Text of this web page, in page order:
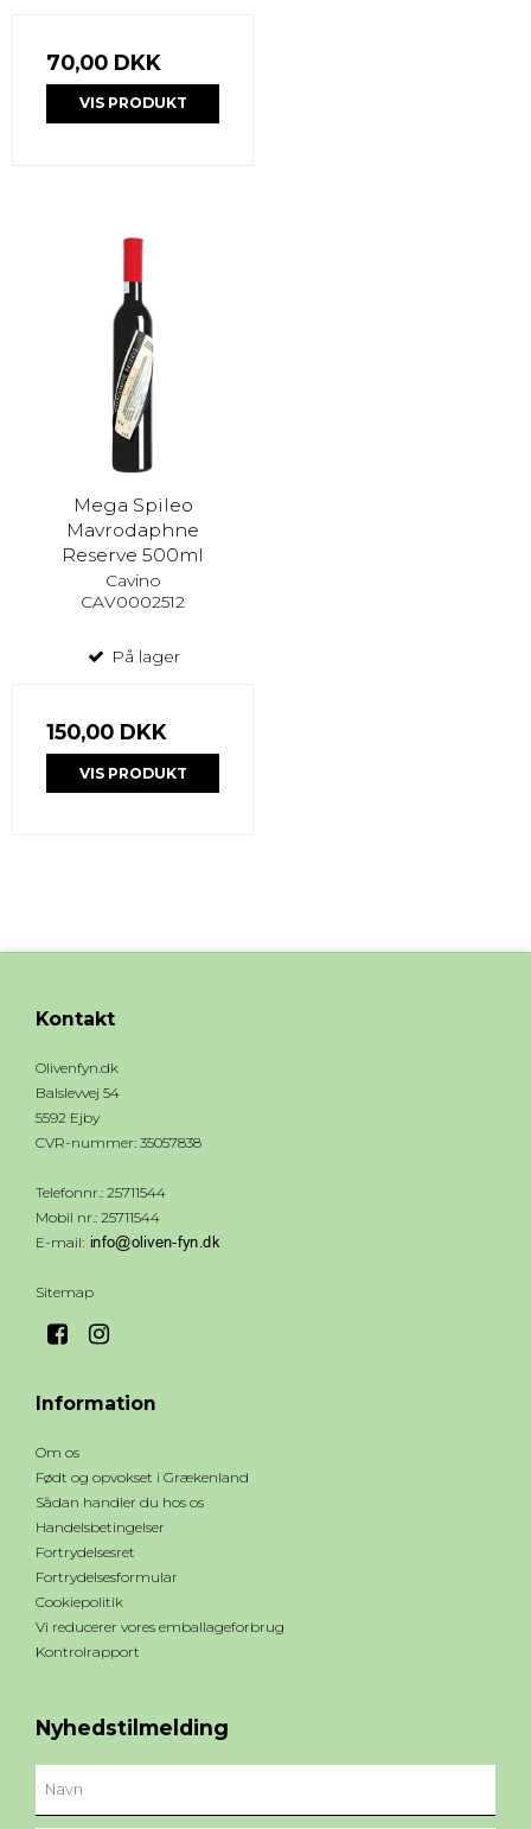
70,00 DKK
VIS PRODUKT
Mega Spileo
Mavrodaphne
Reserve 500ml
Cavino
CAV0002512
På lager
150,00 DKK
VIS PRODUKT
Kontakt
Olivenfyn.dk
Balslevvej 54
5592 Ejby
CVR-nummer: 35057838
Telefonnr. : 25711544
Mobil nr. : 25711544
E-mail:
Sitemap
Information
Om os
Født og opvokset i Grækenland
Sådan handler du hos os
Handelsbetingelser
Fortrydelsesret
Fortrydelsesformular
Cookiepolitik
Vi reducerer vores emballageforbrug
Kontrolrapport
Nyhedstilmelding